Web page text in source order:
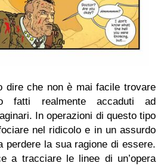
dire che non è mai facile trovare
fatti realmente accaduti ad
In operazioni di questo tipo
nel ridicolo e in un assurdo
perdere la sua ragione di essere.
a tracciare le linee di un’opera